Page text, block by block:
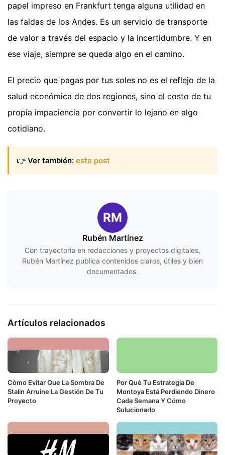
papel impreso en Frankfurt tenga alguna utilidad en
las faldas de los Andes. Es un servicio de transporte
de valor a través del espacio y la incertidumbre. Y en
ese viaje, siempre se queda algo en el camino.
El precio que pagas por tus soles no es el reflejo de la
salud económica de dos regiones, sino el costo de tu
propia impaciencia por convertir lo lejano en algo
cotidiano.
👉 Ver también: este post
RM
Rubén Martínez
Con trayectoria en redacciones y proyectos digitales,
Rubén Martínez publica contenidos claros, útiles y bien
documentados.
Artículos relacionados
Cómo Evitar Que La Sombra De
Stalin Arruine La Gestión De Tu
Proyecto
Por Qué Tu Estrategia De
Montoya Está Perdiendo Dinero
Cada Semana Y Cómo
Solucionarlo